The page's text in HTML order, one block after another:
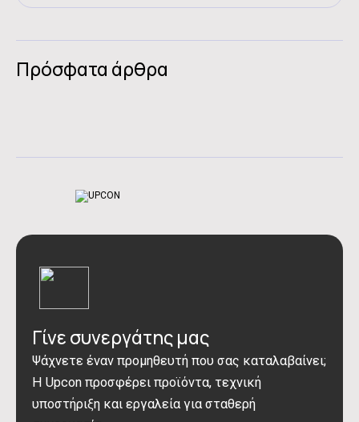
Πρόσφατα άρθρα
Γίνε συνεργάτης μας
Ψάχνετε έναν προμηθευτή που σας καταλαβαίνει;
Η Upcon προσφέρει προϊόντα, τεχνική
υποστήριξη και εργαλεία για σταθερή